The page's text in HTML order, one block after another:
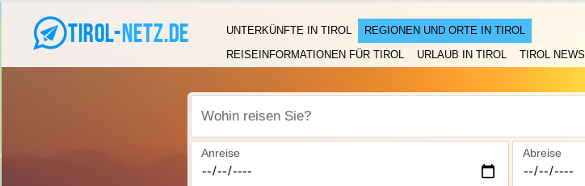
UNTERKÜNFTE IN TIROL
REGIONEN UND ORTE IN TIROL
REISEINFORMATIONEN FÜR TIROL
URLAUB IN TIROL TIROL NEWS
Wohin reisen Sie?
Anreise Abreise